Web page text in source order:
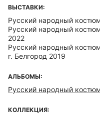
ВЫСТАВКИ:
Русский народный
Русский народный
2022
Русский народный
г. Белгород 2019
АЛЬБОМЫ:
Русский народный
КОЛЛЕКЦИЯ: